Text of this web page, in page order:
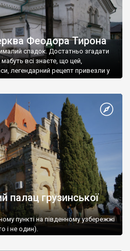
Феодора Тирона
спадок. Достатньо згадати
всі знаєте, що цей,
легендарний рецепт привезли у
палац грузинської
пункті на південному узбережжі
і не один).